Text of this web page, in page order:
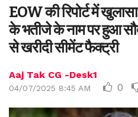
EOW की रिपोर्ट में
के भतीजे के नाम पर हुआ
से खरीदी सीमेंट फैक्ट्री
Aaj Tak CG -Desk1
04/07/2025 8:45 AM 0